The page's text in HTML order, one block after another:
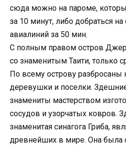
сюда можно на пароме,
за 10 минут, либо добраться
авиалиний за 50 мин.
С полным правом остров
со знаменитым Таити, только
По всему острову
деревушки и поселки.
знамениты мастерством
сосудов и узорчатых ковров.
знаменитая синагога Гриба,
древнейших в мире. Она была